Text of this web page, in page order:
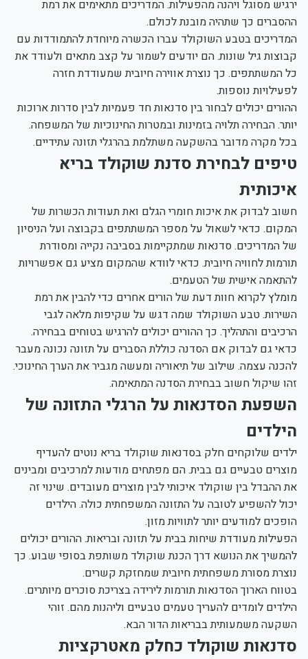
ירגיש מסוגל ויהנה מהפעילות. המדריכים מתאימים את רמת
ההסברים כך שתהיה מובנת לכולם.
המדריכים בטבע השוקולד עברו הכשרה מיוחדת להתמודדות עם
קבוצות גיל שונות. הם יודעים לשמור על קצב מתאים ולעודד את
כל המשתתפים. כך נוצרת אווירה חיובית שמעודדת חזרה
לפעילויות נוספות.
ההורים יכולים לבחור בין סדנאות חד פעמיות לבין סדרות ארוכות
יותר. הבחירה תלויה בזמינות ובמטרות החינוכיות של המשפחה.
בכל מקרה מדובר בהשקעה משתלמת בהרגלי תזונה עתידיים.
טיפים לבחירת סדנת שוקולד בריא
איכותית
חשוב לבדוק את איכות חומרי הגלם ואת תעודות הכשרות של
המקום. כדאי לשאול על מספר המשתתפים בקבוצה ועל הניסיון
של המדריכים. סדנאות שמתקיימות בסביבה נקייה ומסודרת
תורמות לחוויה חיובית. כדאי לוודא שהמקום מציע גם אפשרויות
להתאמה אישית של הטעמים.
מומלץ לקרוא חוות דעת של הורים אחרים כדי להבין את רמת
השירות. טבע השוקולד שמה דגש על שקיפות מלאה לגבי
הרכיבים והתהליך. כך ההורים יכולים להרגיש בטוחים בבחירה.
כדאי גם לבדוק אם הסדנה כוללת הסברים על תזונה נכונה מעבר
להכנה עצמה. שילוב של תיאוריה ומעשה מגביר את הערך החינוכי.
זהו שיקול חשוב בבחירת הסדנה המתאימה.
השפעת הסדנאות על הרגלי התזונה של
הילדים
ילדים שלוקחים חלק בסדנאות שוקולד בריא נוטים להעדיף
מוצרים טבעיים גם בבית. הם מפתחים מודעות למרכיבים ומבינים
את ההבדל בין שוקולד איכותי לבין מוצרים מעובדים. שינוי זה
יכול להשפיע לטובה על התזונה המשפחתית כולה. הילדים
הופכים למודעים יותר לתוויות מזון.
הפעילות מעודדת שיחות בבית על תזונה ובריאות. ההורים יכולים
להמשיך את הנושא דרך הכנת שוקולד משותפת בסופי שבוע. כך
נוצרת מסורת משפחתית חיובית שמחזקת קשרים.
בטווח הארוך הסדנאות תורמות לירידה בצריכת סוכרים מיותרים.
הילדים לומדים להעריך טעמים טבעיים וליהנות מהם. זוהי
השקעה משמעותית בבריאות הדור הבא.
סדנאות שוקולד כחלק מאטרקציות